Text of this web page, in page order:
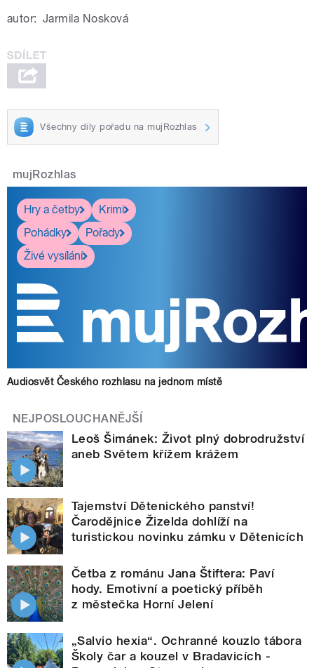
autor: Jarmila Nosková
Všechny díly pořadu na mujRozhlas
mujRozhlas
Hry a četby
Krimi
Pohádky
Pořady
Živé vysílání
Audiosvět Českého rozhlasu na jednom místě
NEJPOSLOUCHANĚJŠÍ
Leoš Šimánek: Život plný dobrodružství
aneb Světem křížem krážem
Tajemství Dětenického panství!
Čarodějnice Žizelda dohlíží na
turistickou novinku zámku v Dětenicích
Četba z románu Jana Štiftera: Paví
hody. Emotivní a poetický příběh
z městečka Horní Jelení
„Salvio hexia“. Ochranné kouzlo tábora
Školy čar a kouzel v Bradavicích -